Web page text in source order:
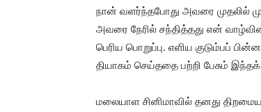
நான் வளர்ந்தபோது அவரை முதலில்
அவரை நேரில் சந்தித்தது என்
பெரிய பொறுப்பு. எளிய குடும்பப்
தியாகம் செய்ததை பற்றி பேசும்
மலையாள சினிமாவில் தனது